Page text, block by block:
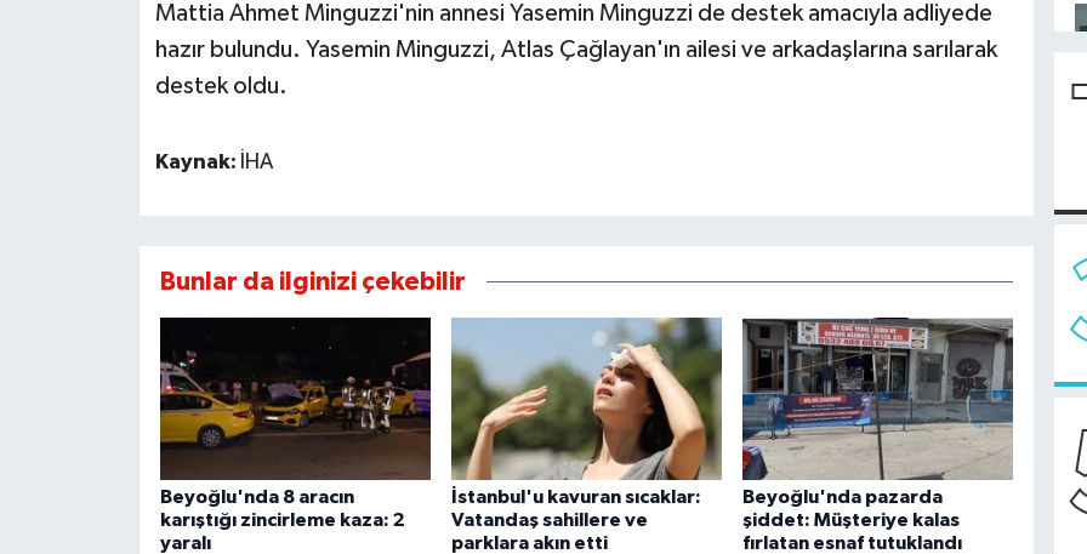
Mattia Ahmet Minguzzi'nin annesi Yasemin Minguzzi de destek amacıyla adliyede
hazır bulundu. Yasemin Minguzzi, Atlas Çağlayan'ın ailesi ve arkadaşlarına sarılarak
destek oldu.
Kaynak: İHA
Bunlar da ilginizi çekebilir
Beyoğlu'nda 8 aracın
karıştığı zincirleme kaza: 2
yaralı
İstanbul'u kavuran sıcaklar:
Vatandaş sahillere ve
parklara akın etti
Beyoğlu'nda pazarda
şiddet: Müşteriye kalas
fırlatan esnaf tutuklandı